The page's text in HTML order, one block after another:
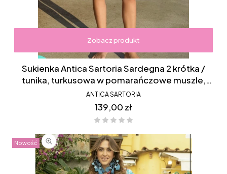
Zobacz produkt
Sukienka Antica Sartoria Sardegna 2 krótka /
tunika, turkusowa w pomarańczowe muszle,
koralowiec, z przeszyciem, drapowany dół, FC061
ANTICA SARTORIA
Cena
139,00 zł
Nowość